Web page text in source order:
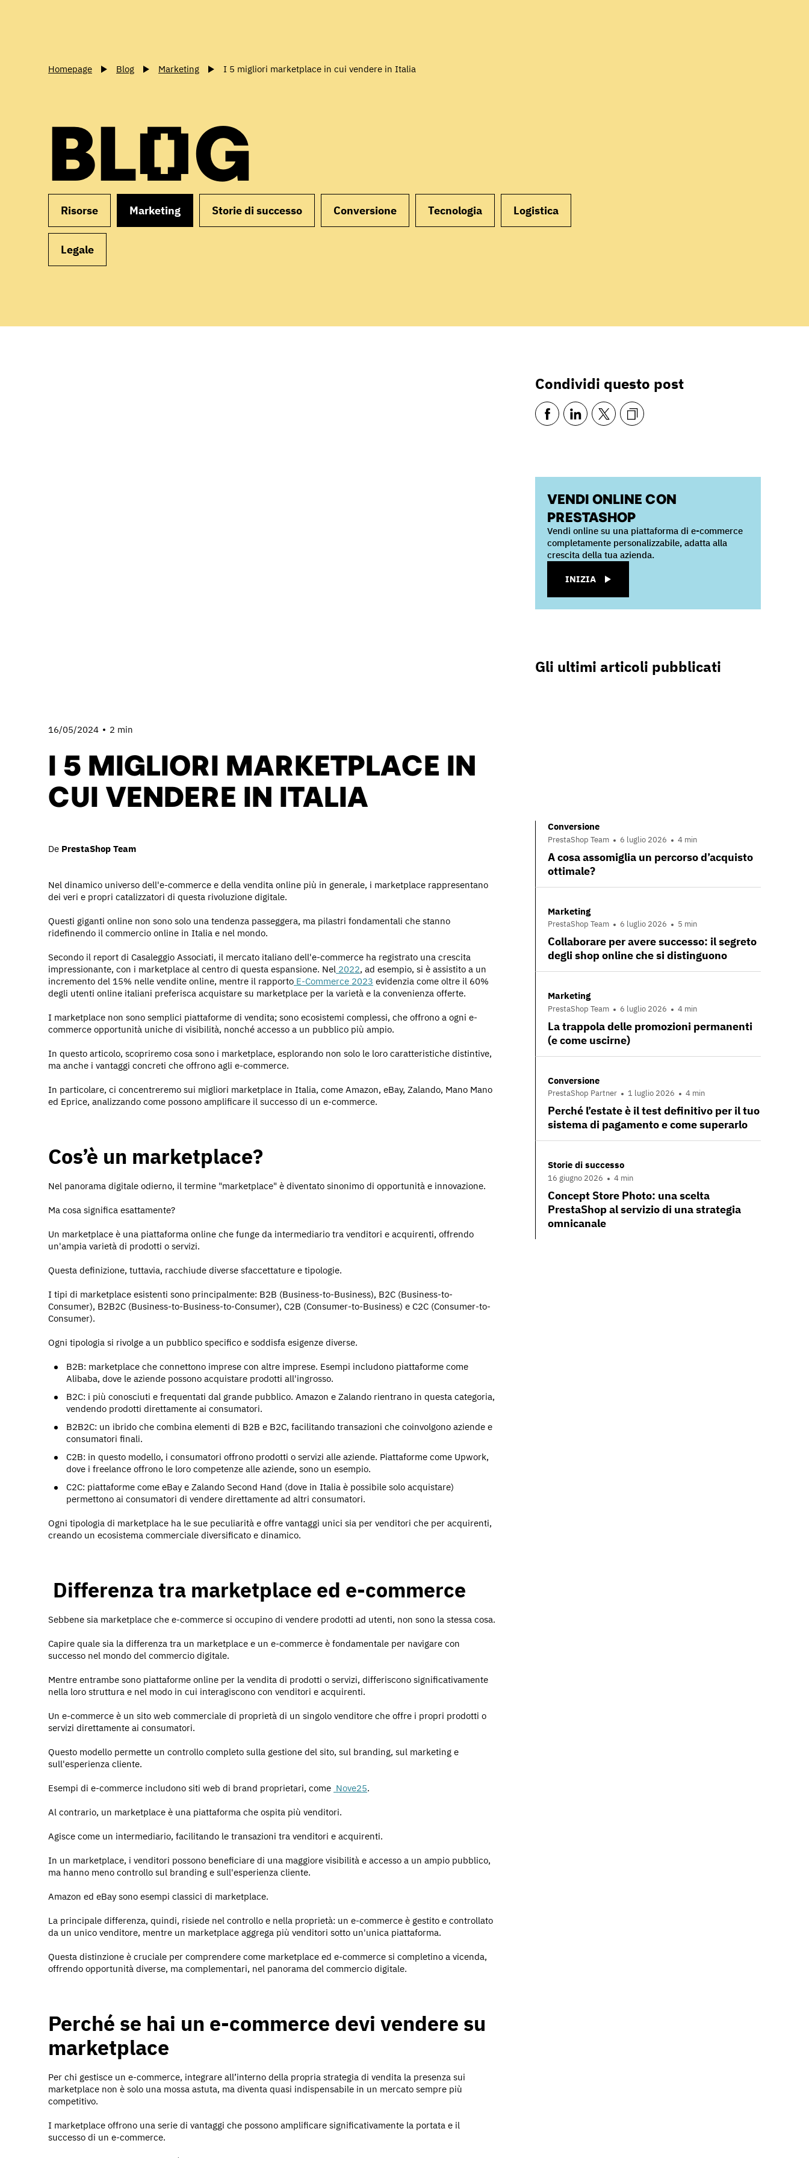
Homepage Blog Marketing I 5 migliori marketplace in cui vendere in Italia
BLOG
Risorse Marketing Storie di successo Conversione Tecnologia Logistica
Legale
16/05/2024 2 min
I 5 MIGLIORI MARKETPLACE IN
CUI VENDERE IN ITALIA
De PrestaShop Team
Nel dinamico universo dell'e-commerce e della vendita online più in generale, i marketplace rappresentano
dei veri e propri catalizzatori di questa rivoluzione digitale.
Questi giganti online non sono solo una tendenza passeggera, ma pilastri fondamentali che stanno
ridefinendo il commercio online in Italia e nel mondo.
Secondo il report di Casaleggio Associati, il mercato italiano dell'e-commerce ha registrato una crescita
impressionante, con i marketplace al centro di questa espansione. Nel 2022, ad esempio, si è assistito a un
incremento del 15% nelle vendite online, mentre il rapporto E-Commerce 2023 evidenzia come oltre il 60%
degli utenti online italiani preferisca acquistare su marketplace per la varietà e la convenienza offerte.
I marketplace non sono semplici piattaforme di vendita; sono ecosistemi complessi, che offrono a ogni e-
commerce opportunità uniche di visibilità, nonché accesso a un pubblico più ampio.
In questo articolo, scopriremo cosa sono i marketplace, esplorando non solo le loro caratteristiche distintive,
ma anche i vantaggi concreti che offrono agli e-commerce.
In particolare, ci concentreremo sui migliori marketplace in Italia, come Amazon, eBay, Zalando, Mano Mano
ed Eprice, analizzando come possono amplificare il successo di un e-commerce.
Cos’è un marketplace?
Nel panorama digitale odierno, il termine "marketplace" è diventato sinonimo di opportunità e innovazione.
Ma cosa significa esattamente?
Un marketplace è una piattaforma online che funge da intermediario tra venditori e acquirenti, offrendo
un'ampia varietà di prodotti o servizi.
Questa definizione, tuttavia, racchiude diverse sfaccettature e tipologie.
I tipi di marketplace esistenti sono principalmente: B2B (Business-to-Business), B2C (Business-to-
Consumer), B2B2C (Business-to-Business-to-Consumer), C2B (Consumer-to-Business) e C2C (Consumer-to-
Consumer).
Ogni tipologia si rivolge a un pubblico specifico e soddisfa esigenze diverse.
B2B: marketplace che connettono imprese con altre imprese. Esempi includono piattaforme come
Alibaba, dove le aziende possono acquistare prodotti all'ingrosso.
B2C: i più conosciuti e frequentati dal grande pubblico. Amazon e Zalando rientrano in questa categoria,
vendendo prodotti direttamente ai consumatori.
B2B2C: un ibrido che combina elementi di B2B e B2C, facilitando transazioni che coinvolgono aziende e
consumatori finali.
C2B: in questo modello, i consumatori offrono prodotti o servizi alle aziende. Piattaforme come Upwork,
dove i freelance offrono le loro competenze alle aziende, sono un esempio.
C2C: piattaforme come eBay e Zalando Second Hand (dove in Italia è possibile solo acquistare)
permettono ai consumatori di vendere direttamente ad altri consumatori.
Ogni tipologia di marketplace ha le sue peculiarità e offre vantaggi unici sia per venditori che per acquirenti,
creando un ecosistema commerciale diversificato e dinamico.
Differenza tra marketplace ed e-commerce
Sebbene sia marketplace che e-commerce si occupino di vendere prodotti ad utenti, non sono la stessa cosa.
Capire quale sia la differenza tra un marketplace e un e-commerce è fondamentale per navigare con
successo nel mondo del commercio digitale.
Mentre entrambe sono piattaforme online per la vendita di prodotti o servizi, differiscono significativamente
nella loro struttura e nel modo in cui interagiscono con venditori e acquirenti.
Un e-commerce è un sito web commerciale di proprietà di un singolo venditore che offre i propri prodotti o
servizi direttamente ai consumatori.
Questo modello permette un controllo completo sulla gestione del sito, sul branding, sul marketing e
sull'esperienza cliente.
Esempi di e-commerce includono siti web di brand proprietari, come Nove25.
Al contrario, un marketplace è una piattaforma che ospita più venditori.
Agisce come un intermediario, facilitando le transazioni tra venditori e acquirenti.
In un marketplace, i venditori possono beneficiare di una maggiore visibilità e accesso a un ampio pubblico,
ma hanno meno controllo sul branding e sull'esperienza cliente.
Amazon ed eBay sono esempi classici di marketplace.
La principale differenza, quindi, risiede nel controllo e nella proprietà: un e-commerce è gestito e controllato
da un unico venditore, mentre un marketplace aggrega più venditori sotto un'unica piattaforma.
Questa distinzione è cruciale per comprendere come marketplace ed e-commerce si completino a vicenda,
offrendo opportunità diverse, ma complementari, nel panorama del commercio digitale.
Perché se hai un e-commerce devi vendere su
marketplace
Per chi gestisce un e-commerce, integrare all’interno della propria strategia di vendita la presenza sui
marketplace non è solo una mossa astuta, ma diventa quasi indispensabile in un mercato sempre più
competitivo.
I marketplace offrono una serie di vantaggi che possono amplificare significativamente la portata e il
successo di un e-commerce.
Condividi questo post
VENDI ONLINE CON
PRESTASHOP
Vendi online su una piattaforma di e-commerce
completamente personalizzabile, adatta alla
crescita della tua azienda.
INIZIA
Gli ultimi articoli pubblicati
Conversione
PrestaShop Team 6 luglio 2026 4 min
A cosa assomiglia un percorso d’acquisto
ottimale?
Marketing
PrestaShop Team 6 luglio 2026 5 min
Collaborare per avere successo: il segreto
degli shop online che si distinguono
Marketing
PrestaShop Team 6 luglio 2026 4 min
La trappola delle promozioni permanenti
(e come uscirne)
Conversione
PrestaShop Partner 1 luglio 2026 4 min
Perché l’estate è il test definitivo per il tuo
sistema di pagamento e come superarlo
Storie di successo
16 giugno 2026 4 min
Concept Store Photo: una scelta
PrestaShop al servizio di una strategia
omnicanale